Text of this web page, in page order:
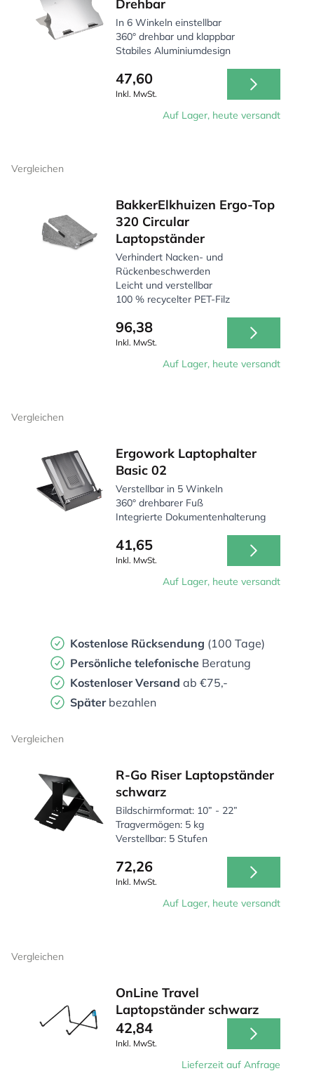
Drehbar
In 6 Winkeln einstellbar
360° drehbar und klappbar
Stabiles Aluminiumdesign
47,60
Inkl. MwSt.
Auf Lager, heute versandt
Vergleichen
BakkerElkhuizen Ergo-Top
320 Circular
Laptopständer
Verhindert Nacken- und
Rückenbeschwerden
Leicht und verstellbar
100 % recycelter PET-Filz
96,38
Inkl. MwSt.
Auf Lager, heute versandt
Vergleichen
Ergowork Laptophalter
Basic 02
Verstellbar in 5 Winkeln
360° drehbarer Fuß
Integrierte Dokumentenhalterung
41,65
Inkl. MwSt.
Auf Lager, heute versandt
Kostenlose Rücksendung (100 Tage)
Persönliche telefonische Beratung
Kostenloser Versand ab €75,-
Später bezahlen
Vergleichen
R-Go Riser Laptopständer
schwarz
Bildschirmformat: 10” - 22”
Tragvermögen: 5 kg
Verstellbar: 5 Stufen
72,26
Inkl. MwSt.
Auf Lager, heute versandt
Vergleichen
OnLine Travel
Laptopständer schwarz
42,84
Inkl. MwSt.
Lieferzeit auf Anfrage